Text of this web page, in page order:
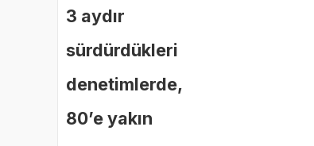
3 aydır
sürdürdükleri
denetimlerde,
80’e yakın